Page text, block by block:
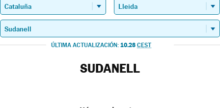
ÚLTIMA ACTUALIZACIÓN: 10.28 CEST
SUDANELL